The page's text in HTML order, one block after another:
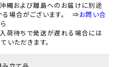
縄および離島へのお届けに別途
る場合がございます。 ⇒お問い合
荷待ちで発送が遅れる場合には
いただきます。